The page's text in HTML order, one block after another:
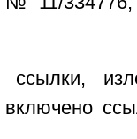
ссылки,